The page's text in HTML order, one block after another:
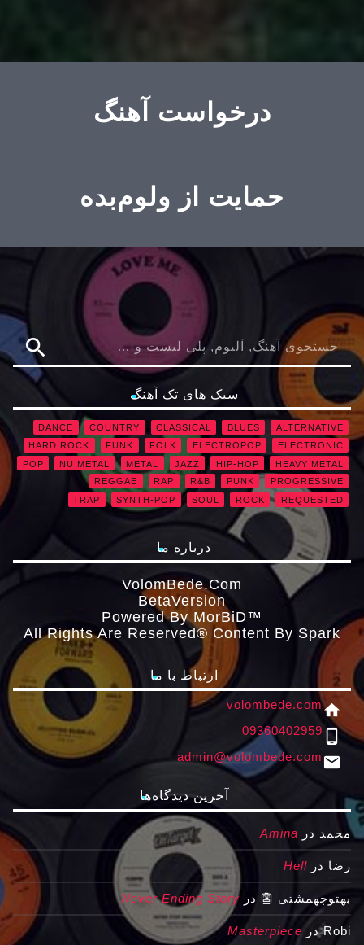
درخواست آهنگ
حمایت از ولوم‌بده
search
سبک های تک آهنگ
ALTERNATIVE
BLUES
CLASSICAL
COUNTRY
DANCE
ELECTRONIC
ELECTROPOP
FOLK
FUNK
HARD ROCK
HEAVY METAL
HIP-HOP
JAZZ
METAL
NU METAL
POP
PROGRESSIVE
PUNK
R&B
RAP
REGGAE
REQUESTED
ROCK
SOUL
SYNTH-POP
TRAP
درباره ما
VolomBede.com
ΒetaVersion
Powered By MorBiD™
All Rights Are Reserved® Content By Spark
ارتباط با ما
home
volombede.com
phone_android
09360402959
email
admin@volombede.com
آخرین دیدگاه‌ها
محمد در Amina
رضا در Hell
بهتوچهمشتی 👺 در Never Ending Story
Robiدر Masterpiece